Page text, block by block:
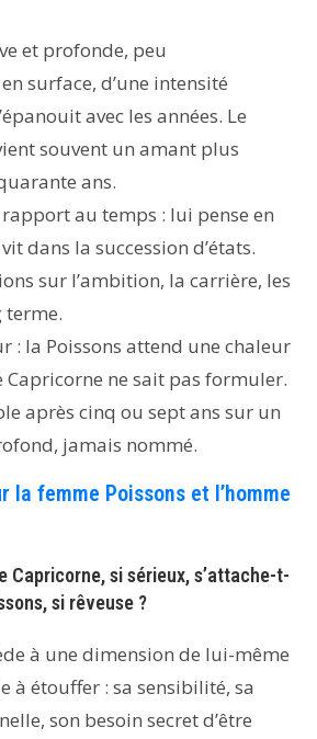
et profonde, peu
surface, d’une intensité
avec les années. Le
souvent un amant plus
ans.
au temps : lui pense en
dans la succession d’états.
sur l’ambition, la carrière, les
terme.
: la Poissons attend une chaleur
ne sait pas formuler.
après cinq ou sept ans sur un
jamais nommé.
la femme Poissons et l’homme
Capricorne, si sérieux, s’attache-t-
si rêveuse ?
à une dimension de lui-même
à étouffer : sa sensibilité, sa
son besoin secret d’être